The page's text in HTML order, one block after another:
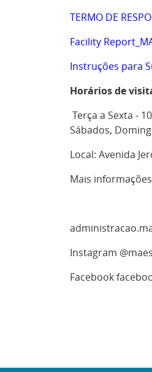
TERMO DE
Facility
Instruções para
Horários de
Terça a Sexta -
Sábados,
Local: Avenida
Mais
Instagram
Facebook